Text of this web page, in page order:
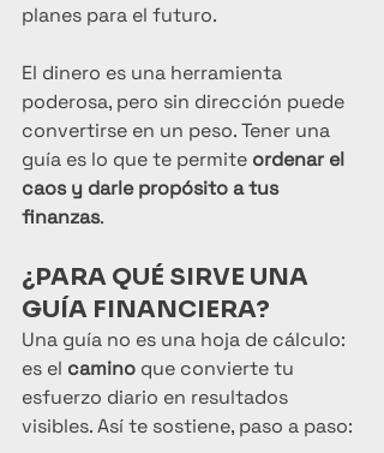
planes para el futuro.
El dinero es una herramienta
poderosa, pero sin dirección puede
convertirse en un peso. Tener una
guía es lo que te permite ordenar el
caos y darle propósito a tus
finanzas.
¿PARA QUÉ SIRVE UNA
GUÍA FINANCIERA?
Una guía no es una hoja de cálculo:
es el camino que convierte tu
esfuerzo diario en resultados
visibles. Así te sostiene, paso a paso: